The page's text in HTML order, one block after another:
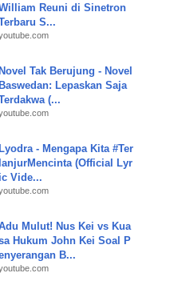
Reuni di Sinetron
S...
Novel Tak Berujung - Novel
Baswedan: Lepaskan Saja
(...
Lyodra - Mengapa Kita #Ter
lanjurMencinta (Official Lyr
ic Vide...
Mulut! Nus Kei vs Kua
Hukum John Kei Soal P
B...